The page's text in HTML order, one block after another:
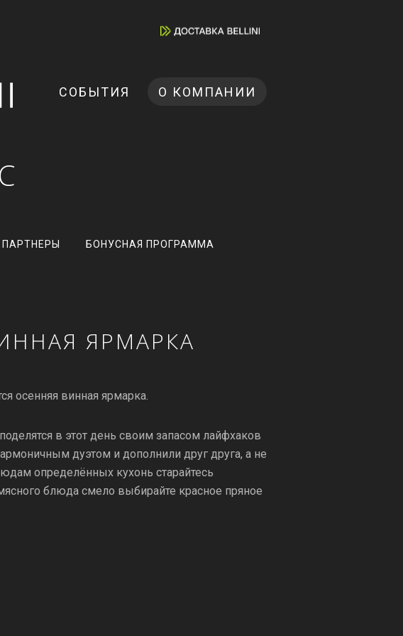
СОБЫТИЯ О КОМПАНИИ
БОНУСНАЯ ПРОГРАММА
ЯРМАРКА
осенняя винная ярмарка.
в этот день своим запасом лайфхаков
дуэтом и дополнили друг друга, а не
определённых кухонь старайтесь
блюда смело выбирайте красное пряное